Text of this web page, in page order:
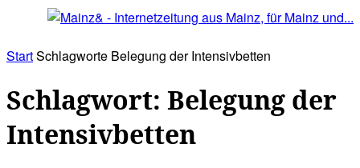
StartSchlagworte Belegung der Intensivbetten
Schlagwort: Belegung der
Intensivbetten